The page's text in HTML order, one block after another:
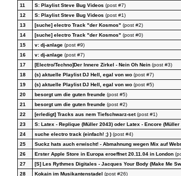
11
S: Playlist Steve Bug Videos (post #7)
12
S: Playlist Steve Bug Videos (post #1)
13
[suche] electro Track "der Kosmos" (post #2)
14
[suche] electro Track "der Kosmos" (post #0)
15
v: dj-anlage (post #9)
16
v: dj-anlage (post #7)
17
[Electro/Techno]Der Innere Zirkel - Nein Oh Nein (post #3)
18
(s) aktuelle Playlist DJ Hell, egal von wo (post #7)
19
(s) aktuelle Playlist DJ Hell, egal von wo (post #5)
20
besorgt um die guten freunde (post #5)
21
besorgt um die guten freunde (post #2)
22
[erledigt] Tracks aus nem Tiefschwarz-set(post #1)
23
S: Latex - Replique (Müller 2043) oder Latex - Encore (Müller
24
suche electro track (einfach! ;) ) (post #4)
25
Suckz hats auch erwischt! - Abmahnung wegen Mix auf
26
Erster Apple Store in Europa eroeffnet 20.11.04 in London
27
[S] Les Rythmes Digitales - Jacques Your Body (Make Me
28
Kokain im Musikantenstadel (post #26)